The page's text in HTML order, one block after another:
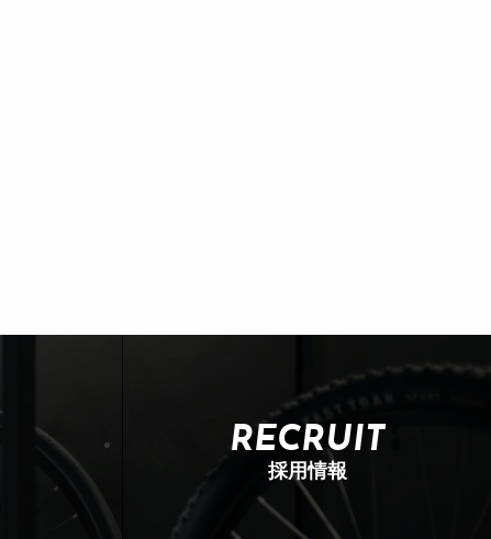
RECRUIT
採用情報